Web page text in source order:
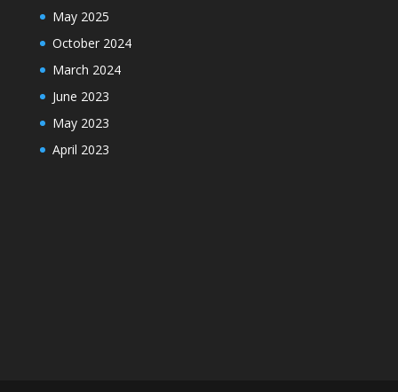
May 2025
October 2024
March 2024
June 2023
May 2023
April 2023